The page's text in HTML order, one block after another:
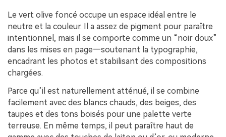
Le vert olive foncé occupe un espace idéal entre le
neutre et la couleur. Il a assez de pigment pour paraître
intentionnel, mais il se comporte comme un “noir doux”
dans les mises en page—soutenant la typographie,
encadrant les photos et stabilisant des compositions
chargées.
Parce qu’il est naturellement atténué, il se combine
facilement avec des blancs chauds, des beiges, des
taupes et des tons boisés pour une palette verte
terreuse. En même temps, il peut paraître haut de